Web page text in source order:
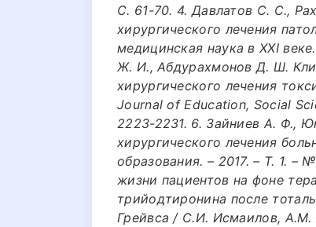
С. 61-70. 4. Давлатов С. С.,
хирургического лечения
медицинская наука в XXI
Ж. И., Абдурахмонов Д. Ш.
хирургического лечения
Journal of Education, Social
2223-2231. 6. Зайниев А. Ф.,
хирургического лечения
образования. – 2017. – Т. 1. –
жизни пациентов на фоне
трийодтиронина после
Грейвса / С.И. Исмаилов,